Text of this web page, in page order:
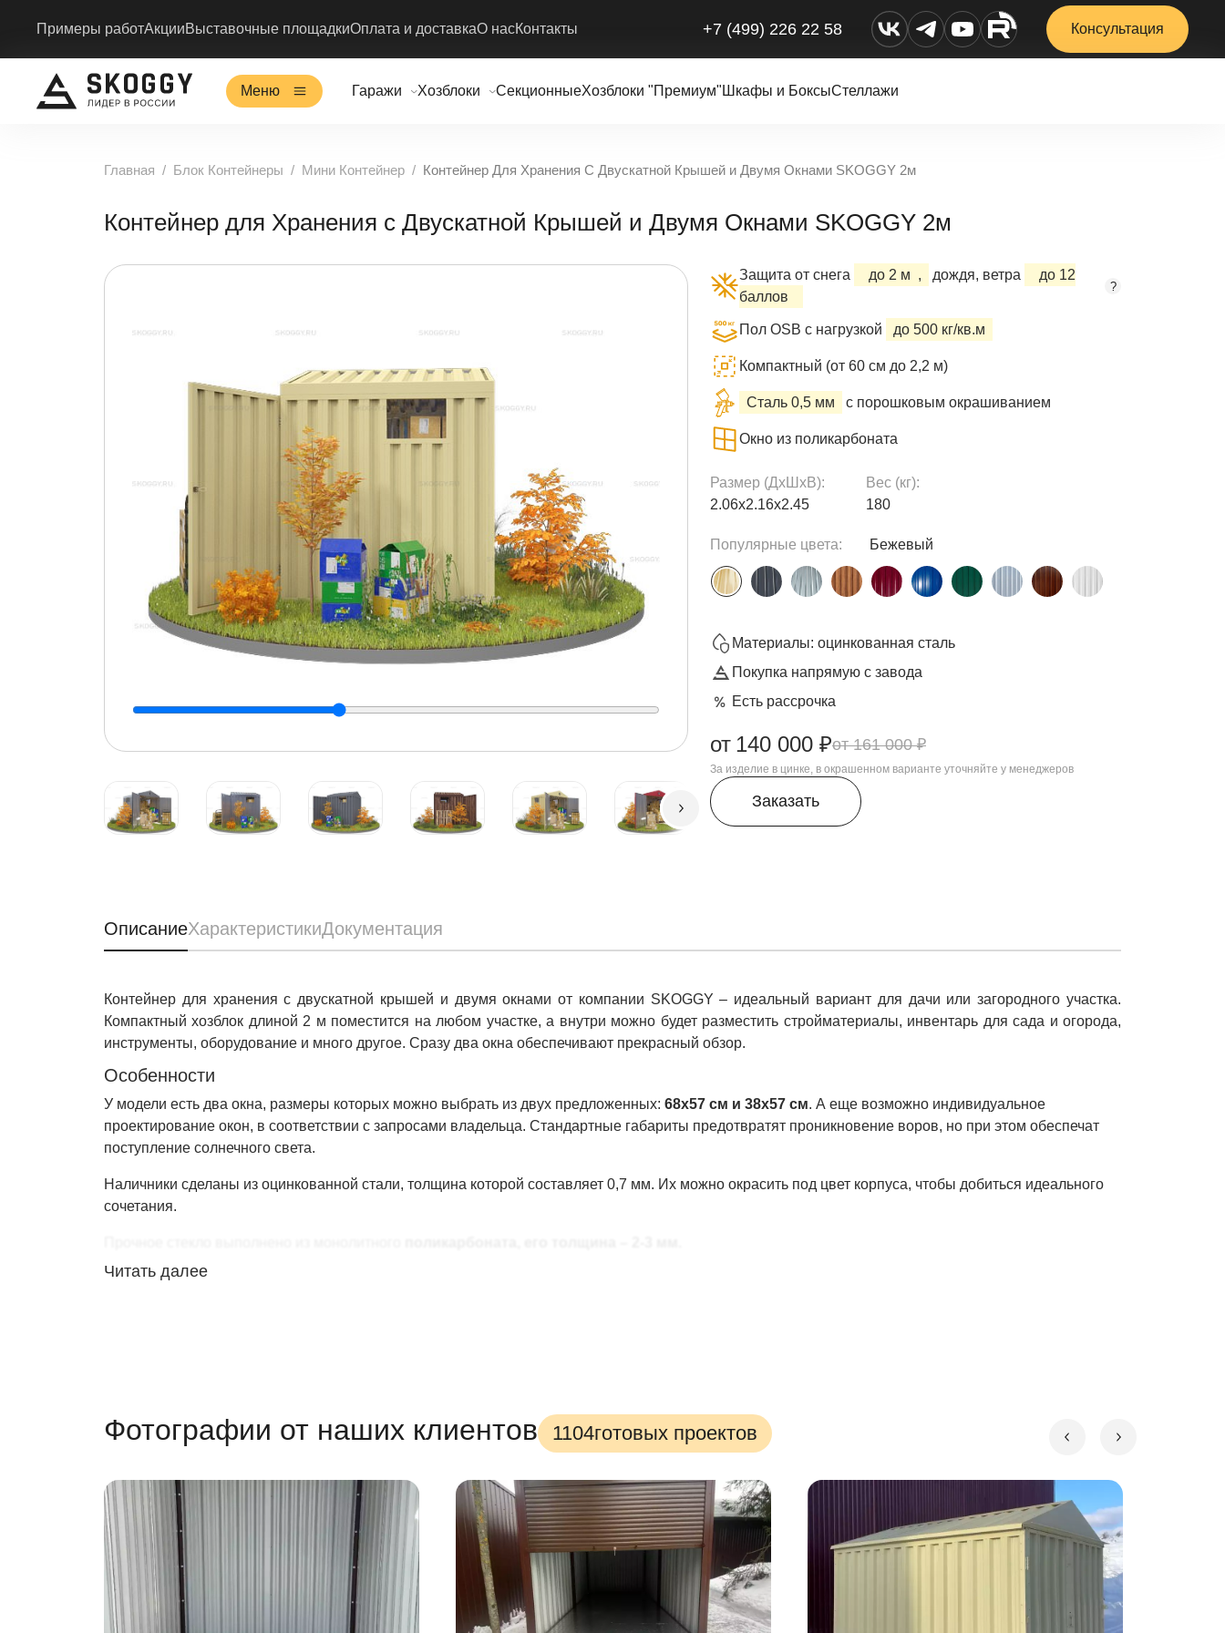
Примеры работАкцииВыставочные площадкиОплата и доставкаО насКонтакты +7 (499) 226 22 58 Консультация
Меню Гаражи Хозблоки СекционныеХозблоки "Премиум" Шкафы и БоксыСтеллажи
Главная Блок Контейнеры Мини Контейнер Контейнер Для Хранения С Двускатной Крышей и Двумя Окнами SKOGGY 2м
Контейнер для Хранения с Двускатной Крышей и Двумя Окнами SKOGGY 2м
Защита от снега до 2 м , дождя, ветра
до 12
баллов
?
Пол OSB с нагрузкой до 500 кг/кв.м
Компактный (от 60 см до 2,2 м)
Сталь 0,5 мм с порошковым окрашиванием
Окно из поликарбоната
Размер (ДxШxВ):
2.06х2.16х2.45
Вес (кг):
180
Популярные цвета: Бежевый
Материалы: оцинкованная сталь
Покупка напрямую с завода
Есть рассрочка
161 000 ₽
от 140 000 ₽
За изделие в цинке, в окрашенном варианте уточняйте у менеджеров
Заказать
ОписаниеХарактеристикиДокументация
Контейнер для хранения с двускатной крышей и двумя окнами от компании SKOGGY – идеальный вариант для дачи или загородного участка.
Компактный хозблок длиной 2 м поместится на любом участке, а внутри можно будет разместить стройматериалы, инвентарь для сада и огорода,
инструменты, оборудование и много другое. Сразу два окна обеспечивают прекрасный обзор.
Особенности
У модели есть два окна, размеры которых можно выбрать из двух предложенных: 68х57 см и 38х57 см. А еще возможно индивидуальное
проектирование окон, в соответствии с запросами владельца. Стандартные габариты предотвратят проникновение воров, но при этом обеспечат
поступление солнечного света.
Наличники сделаны из оцинкованной стали, толщина которой составляет 0,7 мм. Их можно окрасить под цвет корпуса, чтобы добиться идеального
сочетания.
Вместительность. Длина 2 м оптимальна для того, чтобы разместить все необходимое на дачном участке, строительном объекте или складе.
Сборно-разборные хозблоки SKOGGY – это продуманные контейнеры из профлиста, которые отличаются:
быстрой разборкой.
С этой задачей справится любой владелец, даже имеющий минимальный опыт в ремонте. При необходимости хозблок упаковывают в компактный
пак весом 200 кг, перевезти который можно на газели.
Быстро собрать, быстро разобрать
Для сборки не нужны специальные инструменты. Достаточно шуруповерта и пары часов свободного времени – и вот готовый хозблок уже
Читать далее
Фотографии от наших клиентов 1104готовых проектов